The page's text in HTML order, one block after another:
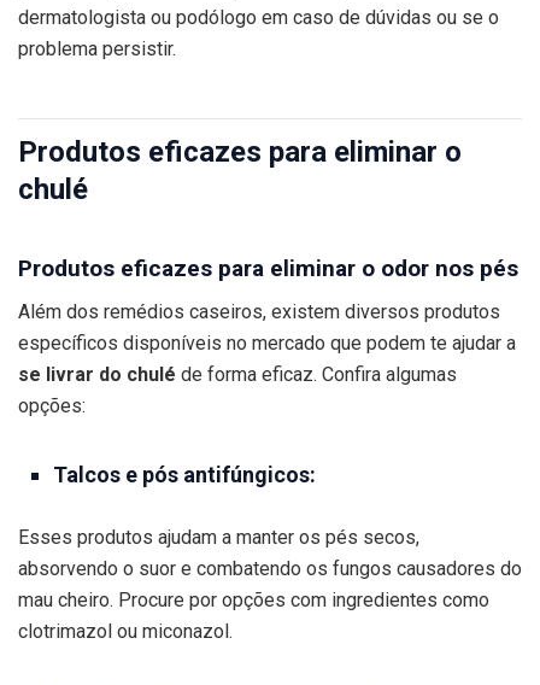
dermatologista ou podólogo em caso de dúvidas ou se o
problema persistir.
Produtos eficazes para eliminar o
chulé
Produtos eficazes para eliminar o odor nos pés
Além dos remédios caseiros, existem diversos produtos
específicos disponíveis no mercado que podem te ajudar a
se livrar do chulé de forma eficaz. Confira algumas
opções:
Talcos e pós antifúngicos:
Esses produtos ajudam a manter os pés secos,
absorvendo o suor e combatendo os fungos causadores do
mau cheiro. Procure por opções com ingredientes como
clotrimazol ou miconazol.